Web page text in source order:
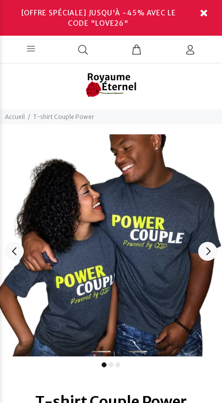
[OFFRE SPÉCIALE] JUSQU'À -45% AVEC LE
CODE "LOVE26"
Accueil T-shirt Couple Power